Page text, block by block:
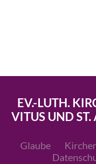
EV.-LUTH.
VITUS UND ST.
Glaube